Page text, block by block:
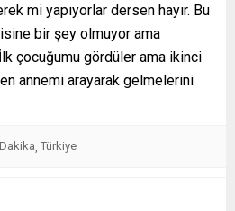
mi yapıyorlar dersen hayır. Bu
bir şey olmuyor ama
çocuğumu gördüler ama ikinci
annemi arayarak gelmelerini
Türkiye